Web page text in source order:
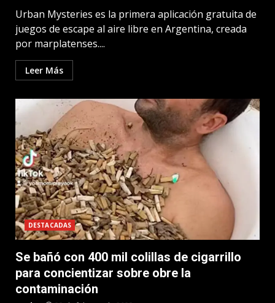
Urban Mysteries es la primera aplicación gratuita de
juegos de escape al aire libre en Argentina, creada
por marplatenses....
Leer Más
DESTACADAS
Se bañó con 400 mil colillas de cigarrillo
para concientizar sobre obre la
contaminación